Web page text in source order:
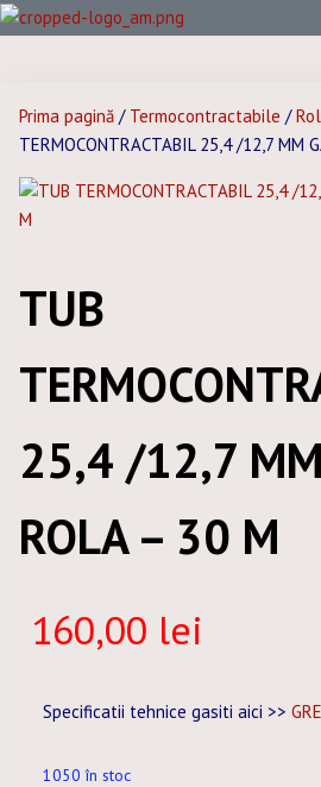
Prima pagină / Termocontractabile /
TERMOCONTRACTABIL 25,4 /12,7 MM
TUB
25,4 /12,7 MM
ROLA – 30 M
160,00 lei
Specificatii tehnice gasiti aici >>
1050 în stoc